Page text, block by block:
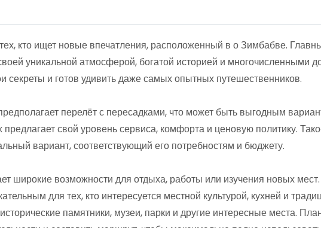
кто ищет новые впечатления, расположенный в о Зимбабве.
уникальной атмосферой, богатой историей и многочисленными
секреты и готов удивить даже самых опытных путешественников.
перелёт с пересадками, что может быть выгодным
свой уровень сервиса, комфорта и ценовую политику.
вариант, соответствующий его потребностям и бюджету.
широкие возможности для отдыха, работы или изучения новых
для тех, кто интересуется местной культурой, кухней и
памятники, музеи, парки и другие интересные места.